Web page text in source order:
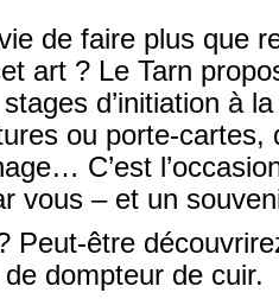
de faire plus que
art ? Le Tarn
d’initiation à
ou porte-cartes,
C’est
vous – et un
Peut-être
dompteur de cuir.